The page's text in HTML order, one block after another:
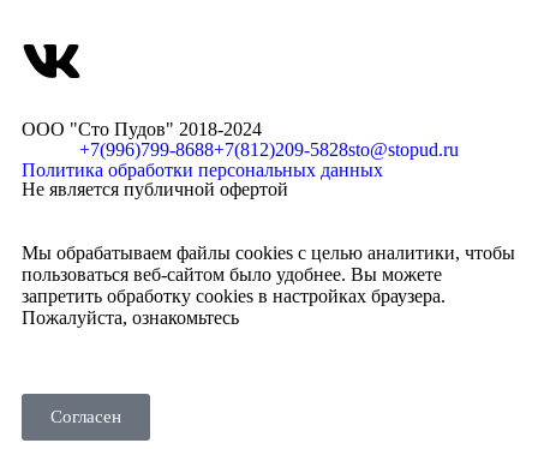
ООО "Сто Пудов" 2018-2024
+7(996)799-8688+7(812)209-5828sto@stopud.ru
Политика обработки персональных данных
Не является публичной офертой
Мы обрабатываем файлы cookies с целью аналитики, чтобы
пользоваться веб-сайтом было удобнее. Вы можете
запретить обработку cookies в настройках браузера.
Пожалуйста, ознакомьтесь
Согласен